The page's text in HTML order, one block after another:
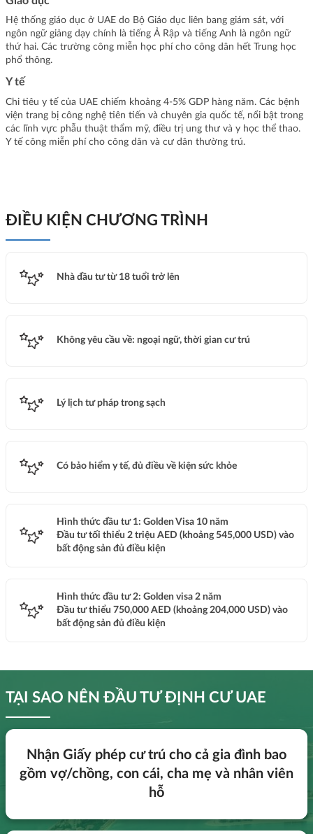
Hệ thống giáo dục ở UAE do Bộ Giáo dục liên bang giám sát, với
ngôn ngữ giảng dạy chính là tiếng Ả Rập và tiếng Anh là ngôn ngữ
thứ hai. Các trường công miễn học phí cho công dân hết Trung học
phổ thông.
Y tế
Chi tiêu y tế của UAE chiếm khoảng 4-5% GDP hàng năm. Các bệnh
viện trang bị công nghệ tiên tiến và chuyên gia quốc tế, nổi bật trong
các lĩnh vực phẫu thuật thẩm mỹ, điều trị ung thư và y học thể thao.
Y tế công miễn phí cho công dân và cư dân thường trú.
ĐIỀU KIỆN CHƯƠNG TRÌNH
Nhà đầu tư từ 18 tuổi trở lên
Không yêu cầu về: ngoại ngữ, thời gian cư trú
Lý lịch tư pháp trong sạch
Có bảo hiểm y tế, đủ điều về kiện sức khỏe
Hình thức đầu tư 1: Golden Visa 10 năm
Đầu tư tối thiểu 2 triệu AED (khoảng 545,000 USD) vào
bất động sản đủ điều kiện
Hình thức đầu tư 2: Golden visa 2 năm
Đầu tư thiểu 750,000 AED (khoảng 204,000 USD) vào
bất động sản đủ điều kiện
TẠI SAO NÊN ĐẦU TƯ ĐỊNH CƯ UAE
Nhận Giấy phép cư trú cho cả gia đình bao
gồm vợ/chồng, con cái, cha mẹ và nhân viên
hỗ